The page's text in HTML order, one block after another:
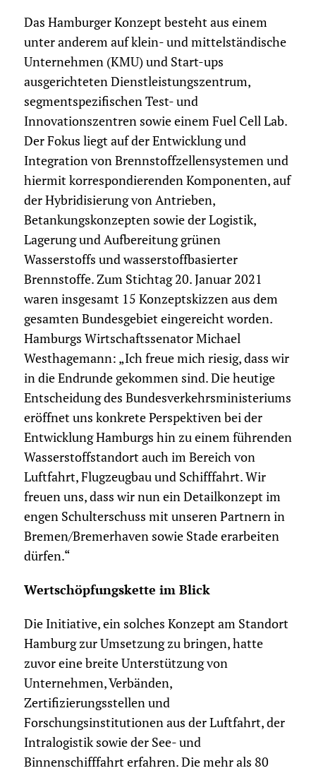
Das Hamburger Konzept besteht aus einem
unter anderem auf klein- und mittelständische
Unternehmen (KMU) und Start-ups
ausgerichteten Dienstleistungszentrum,
segmentspezifischen Test- und
Innovationszentren sowie einem Fuel Cell Lab.
Der Fokus liegt auf der Entwicklung und
Integration von Brennstoffzellensystemen und
hiermit korrespondierenden Komponenten, auf
der Hybridisierung von Antrieben,
Betankungskonzepten sowie der Logistik,
Lagerung und Aufbereitung grünen
Wasserstoffs und wasserstoffbasierter
Brennstoffe. Zum Stichtag 20. Januar 2021
waren insgesamt 15 Konzeptskizzen aus dem
gesamten Bundesgebiet eingereicht worden.
Hamburgs Wirtschaftssenator Michael
Westhagemann: „Ich freue mich riesig, dass wir
in die Endrunde gekommen sind. Die heutige
Entscheidung des Bundesverkehrsministeriums
eröffnet uns konkrete Perspektiven bei der
Entwicklung Hamburgs hin zu einem führenden
Wasserstoffstandort auch im Bereich von
Luftfahrt, Flugzeugbau und Schifffahrt. Wir
freuen uns, dass wir nun ein Detailkonzept im
engen Schulterschuss mit unseren Partnern in
Bremen/Bremerhaven sowie Stade erarbeiten
dürfen.“
Wertschöpfungskette im Blick
Die Initiative, ein solches Konzept am Standort
Hamburg zur Umsetzung zu bringen, hatte
zuvor eine breite Unterstützung von
Unternehmen, Verbänden,
Zertifizierungsstellen und
Forschungsinstitutionen aus der Luftfahrt, der
Intralogistik sowie der See- und
Binnenschifffahrt erfahren. Die mehr als 80